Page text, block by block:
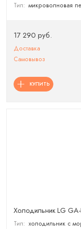
Тип: микроволновая
17 290 руб.
Доставка
Самовывоз
КУПИТЬ
Холодильник LG
Тип: холодильник с